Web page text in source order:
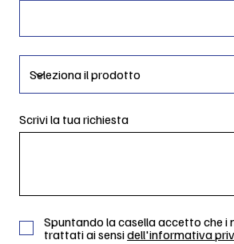
Scrivi la tua richiesta
Spuntando la casella accetto che i
trattati ai sensidell'informativa